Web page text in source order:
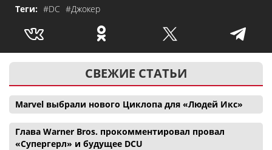
Теги: #DC #Джокер
СВЕЖИЕ СТАТЬИ
Marvel выбрали нового Циклопа для «Людей Икс»
Глава Warner Bros. прокомментировал провал
«Супергерл» и будущее DCU